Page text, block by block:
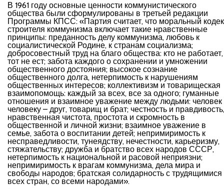
В 1961 году основные ценности коммунистического
общества были сформулированы в третьей редакции
Программы КПСС: «Партия считает, что моральный
строителя коммунизма включает такие нравственные
принципы: преданность делу коммунизма, любовь к
социалистической Родине, к странам социализма;
добросовестный труд на благо общества: кто не работает,
тот не ест; забота каждого о сохранении и умножении
общественного достояния; высокое сознание
общественного долга, нетерпимость к нарушениям
общественных интересов; коллективизм и товарищеская
взаимопомощь: каждый за всех, все за одного; гуманные
отношения и взаимное уважение между людьми: человек
человеку – друг, товарищ и брат; честность и правдивость,
нравственная чистота, простота и скромность в
общественной и личной жизни; взаимное уважение в
семье, забота о воспитании детей; непримиримость к
несправедливости, тунеядству, нечестности, карьеризму,
стяжательству; дружба и братство всех народов СССР,
нетерпимость к национальной и расовой неприязни;
непримиримость к врагам коммунизма, дела мира и
свободы народов; братская солидарность с трудящимися
всех стран, со всеми народами».